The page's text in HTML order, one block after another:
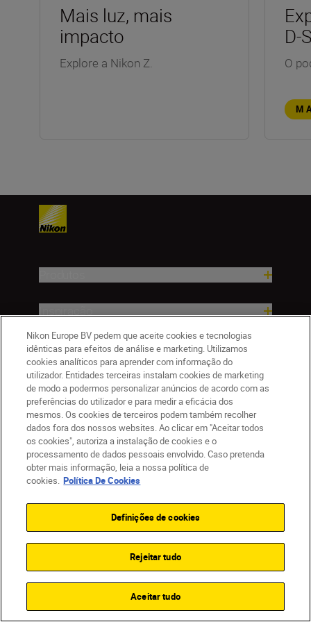
Mais luz, mais
impacto
Explore a Nikon Z.
D-
O
Ajuda e Suporte
Empresa
Nikon Sites
Termos de utilização
Política de Cookies
Definições de Cookies
© 2026 Nikon
Nikon Europe BV pedem que aceite cookies e tecnologias
idênticas para efeitos de análise e marketing. Utilizamos
cookies analíticos para aprender com informação do
utilizador. Entidades terceiras instalam cookies de marketing
de modo a podermos personalizar anúncios de acordo com as
preferências do utilizador e para medir a eficácia dos
mesmos. Os cookies de terceiros podem também recolher
dados fora dos nossos websites. Ao clicar em "Aceitar todos
os cookies", autoriza a instalação de cookies e o
processamento de dados pessoais envolvido. Caso pretenda
obter mais informação, leia a nossa política de
cookies. Política De Cookies
Definições de cookies
Rejeitar tudo
Aceitar tudo